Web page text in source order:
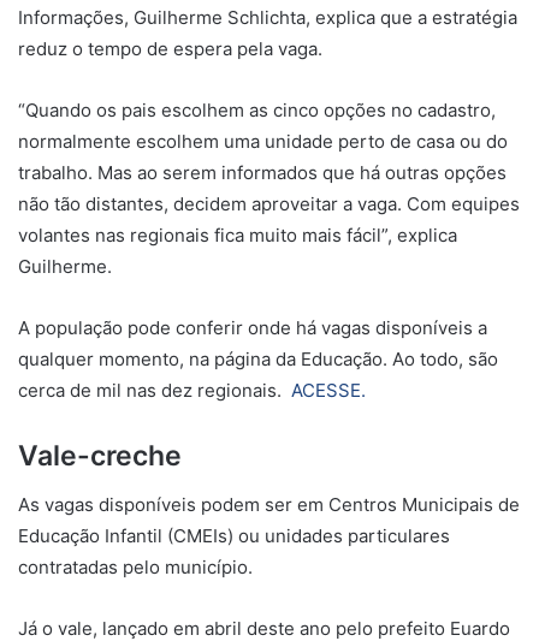
Informações, Guilherme Schlichta, explica que a estratégia
reduz o tempo de espera pela vaga.
“Quando os pais escolhem as cinco opções no cadastro,
normalmente escolhem uma unidade perto de casa ou do
trabalho. Mas ao serem informados que há outras opções
não tão distantes, decidem aproveitar a vaga. Com equipes
volantes nas regionais fica muito mais fácil”, explica
Guilherme.
A população pode conferir onde há vagas disponíveis a
qualquer momento, na página da Educação. Ao todo, são
cerca de mil nas dez regionais. ACESSE.
Vale-creche
As vagas disponíveis podem ser em Centros Municipais de
Educação Infantil (CMEIs) ou unidades particulares
contratadas pelo município.
Já o vale, lançado em abril deste ano pelo prefeito Euardo